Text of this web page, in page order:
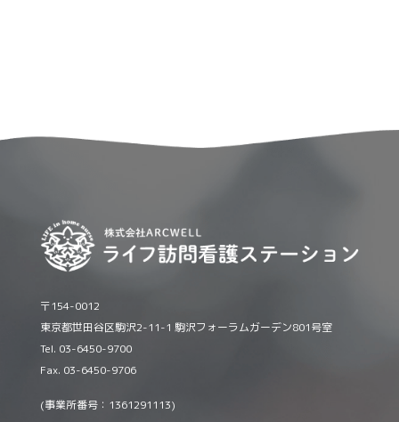
〒154-0012
東京都世田谷区駒沢2-11-1 駒沢フォーラムガーデン801号室
Tel. 03-6450-9700
Fax. 03-6450-9706
(事業所番号：1361291113)